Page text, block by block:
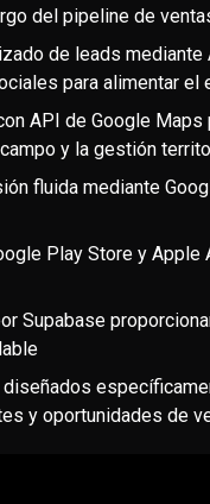
del pipeline de
de leads
para alimentar el
API de Google
y la gestión
fluida mediante
Play Store y Apple
Supabase
y oportunidades de